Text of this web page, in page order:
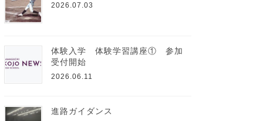
2026.07.03
体験入学 体験学習講座① 参加
受付開始
2026.06.11
進路ガイダンス